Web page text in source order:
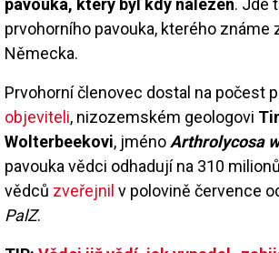
pavouka, který byl kdy nalezen. Jde
prvohorního pavouka, kterého známe
Německa.
Prvohorní členovec dostal na počest
objeviteli, nizozemském geologovi
Wolterbeekovi, jméno Arthrolycosa
pavouka vědci odhadují na 310
vědců zveřejnil v polovině července
PalZ.